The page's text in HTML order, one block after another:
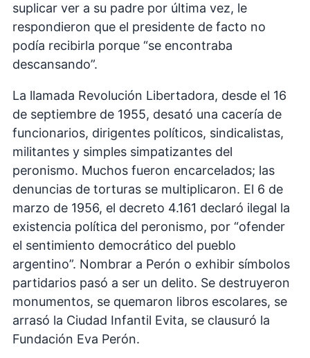
suplicar ver a su padre por última vez, le
respondieron que el presidente de facto no
podía recibirla porque “se encontraba
descansando”.
La llamada Revolución Libertadora, desde el 16
de septiembre de 1955, desató una cacería de
funcionarios, dirigentes políticos, sindicalistas,
militantes y simples simpatizantes del
peronismo. Muchos fueron encarcelados; las
denuncias de torturas se multiplicaron. El 6 de
marzo de 1956, el decreto 4.161 declaró ilegal la
existencia política del peronismo, por “ofender
el sentimiento democrático del pueblo
argentino”. Nombrar a Perón o exhibir símbolos
partidarios pasó a ser un delito. Se destruyeron
monumentos, se quemaron libros escolares, se
arrasó la Ciudad Infantil Evita, se clausuró la
Fundación Eva Perón.